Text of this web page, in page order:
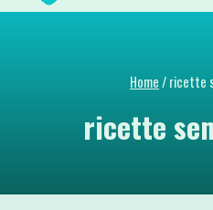
Home/ricette
ricette